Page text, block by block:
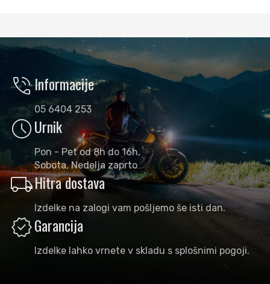
phone_in_talkInformacije
05 6404 253
scheduleUrnik
Pon - Pet od 8h do 16h,
Sobota, Nedelja zaprto
local_shippingHitra dostava
Izdelke na zalogi vam pošljemo še isti dan.
verifiedGarancija
Izdelke lahko vrnete v skladu s splošnimi pogoji.